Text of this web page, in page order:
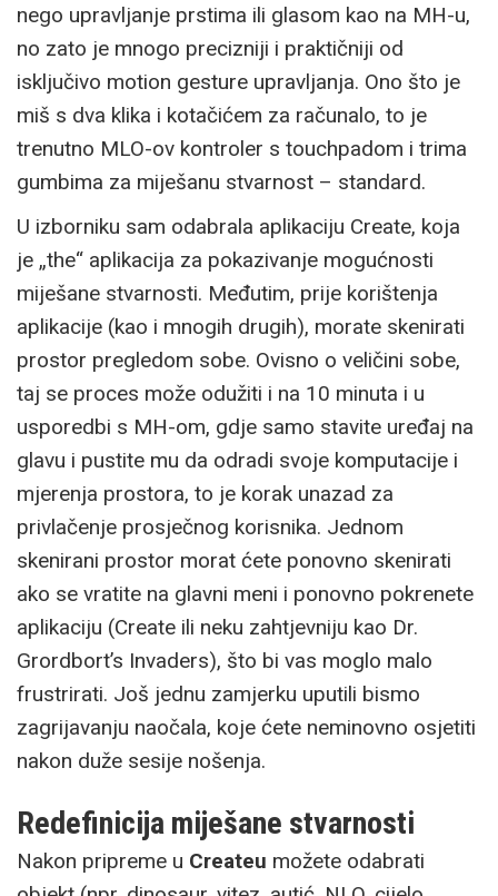
nego upravljanje prstima ili glasom kao na MH-u,
no zato je mnogo precizniji i praktičniji od
isključivo motion gesture upravljanja. Ono što je
miš s dva klika i kotačićem za računalo, to je
trenutno MLO-ov kontroler s touchpadom i trima
gumbima za miješanu stvarnost – standard.
U izborniku sam odabrala aplikaciju Create, koja
je „the“ aplikacija za pokazivanje mogućnosti
miješane stvarnosti. Međutim, prije korištenja
aplikacije (kao i mnogih drugih), morate skenirati
prostor pregledom sobe. Ovisno o veličini sobe,
taj se proces može odužiti i na 10 minuta i u
usporedbi s MH-om, gdje samo stavite uređaj na
glavu i pustite mu da odradi svoje komputacije i
mjerenja prostora, to je korak unazad za
privlačenje prosječnog korisnika. Jednom
skenirani prostor morat ćete ponovno skenirati
ako se vratite na glavni meni i ponovno pokrenete
aplikaciju (Create ili neku zahtjevniju kao Dr.
Grordbort’s Invaders), što bi vas moglo malo
frustrirati. Još jednu zamjerku uputili bismo
zagrijavanju naočala, koje ćete neminovno osjetiti
nakon duže sesije nošenja.
Redefinicija miješane stvarnosti
Nakon pripreme u Createu možete odabrati